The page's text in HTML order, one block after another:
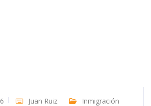
Juan Ruiz Inmigración